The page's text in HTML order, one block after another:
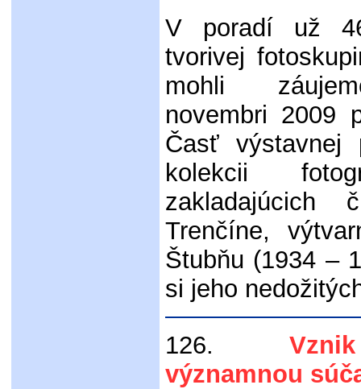
V poradí už
tvorivej
mohli
novembri 2009
Časť výstavnej
kolekcii
zakladajúcich
Trenčíne,
Štubňu (1934 –
si jeho
126.
Vznik
významnou